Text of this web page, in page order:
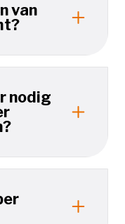
van
nodig